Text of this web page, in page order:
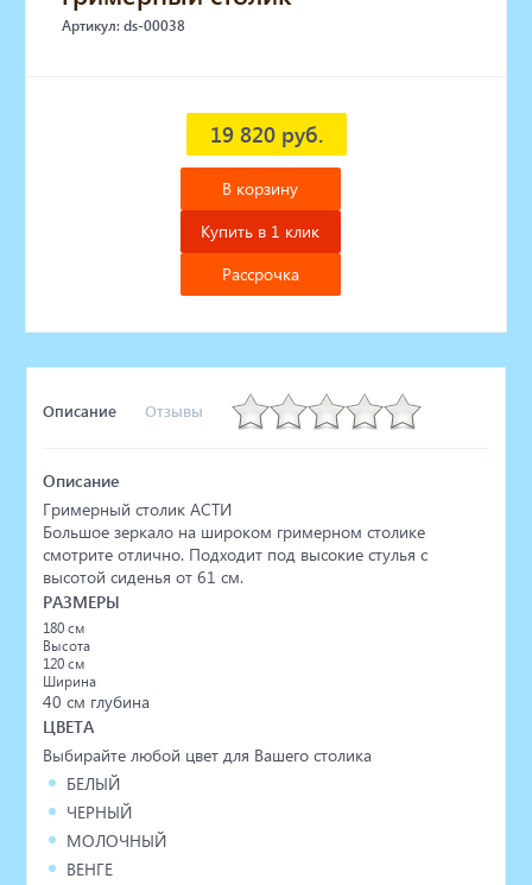
Артикул: ds-00038
19 820 руб.
В корзину
Купить в 1 клик
Рассрочка
Описание Отзывы
Описание
Гримерный столик АСТИ
Большое зеркало на широком гримерном столике
смотрите отлично. Подходит под высокие стулья с
высотой сиденья от 61 см.
РАЗМЕРЫ
180 см
Высота
120 см
Ширина
40 см глубина
ЦВЕТА
Выбирайте любой цвет для Вашего столика
БЕЛЫЙ
ЧЕРНЫЙ
МОЛОЧНЫЙ
ВЕНГЕ